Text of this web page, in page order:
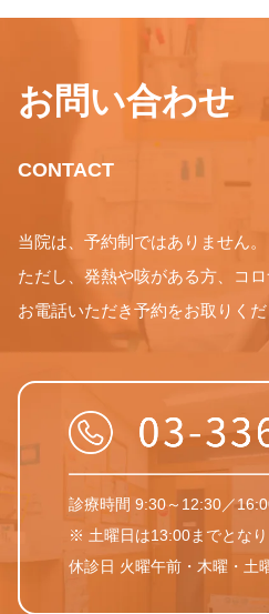
お問い合わせ
CONTACT
当院は、予約制ではありません。
ただし、発熱や咳がある方、コ
お電話いただき予約をお取りくだ
診療時間 9:30～12:30／
※ 土曜日は13:00までとなり
休診日 火曜午前・木曜・土